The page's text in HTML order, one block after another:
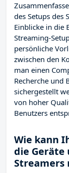
des Setups des
Einblicke in die
Streaming-
persönliche
zwischen den
man einen
Recherche und
sichergestellt
von hoher
Benutzers
Wie kann
die Geräte
Streamers